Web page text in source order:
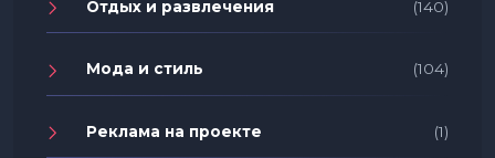
Отдых и развлечения (140)
Мода и стиль (104)
Реклама на проекте (1)